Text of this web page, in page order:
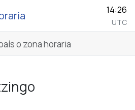
14:26
UTC